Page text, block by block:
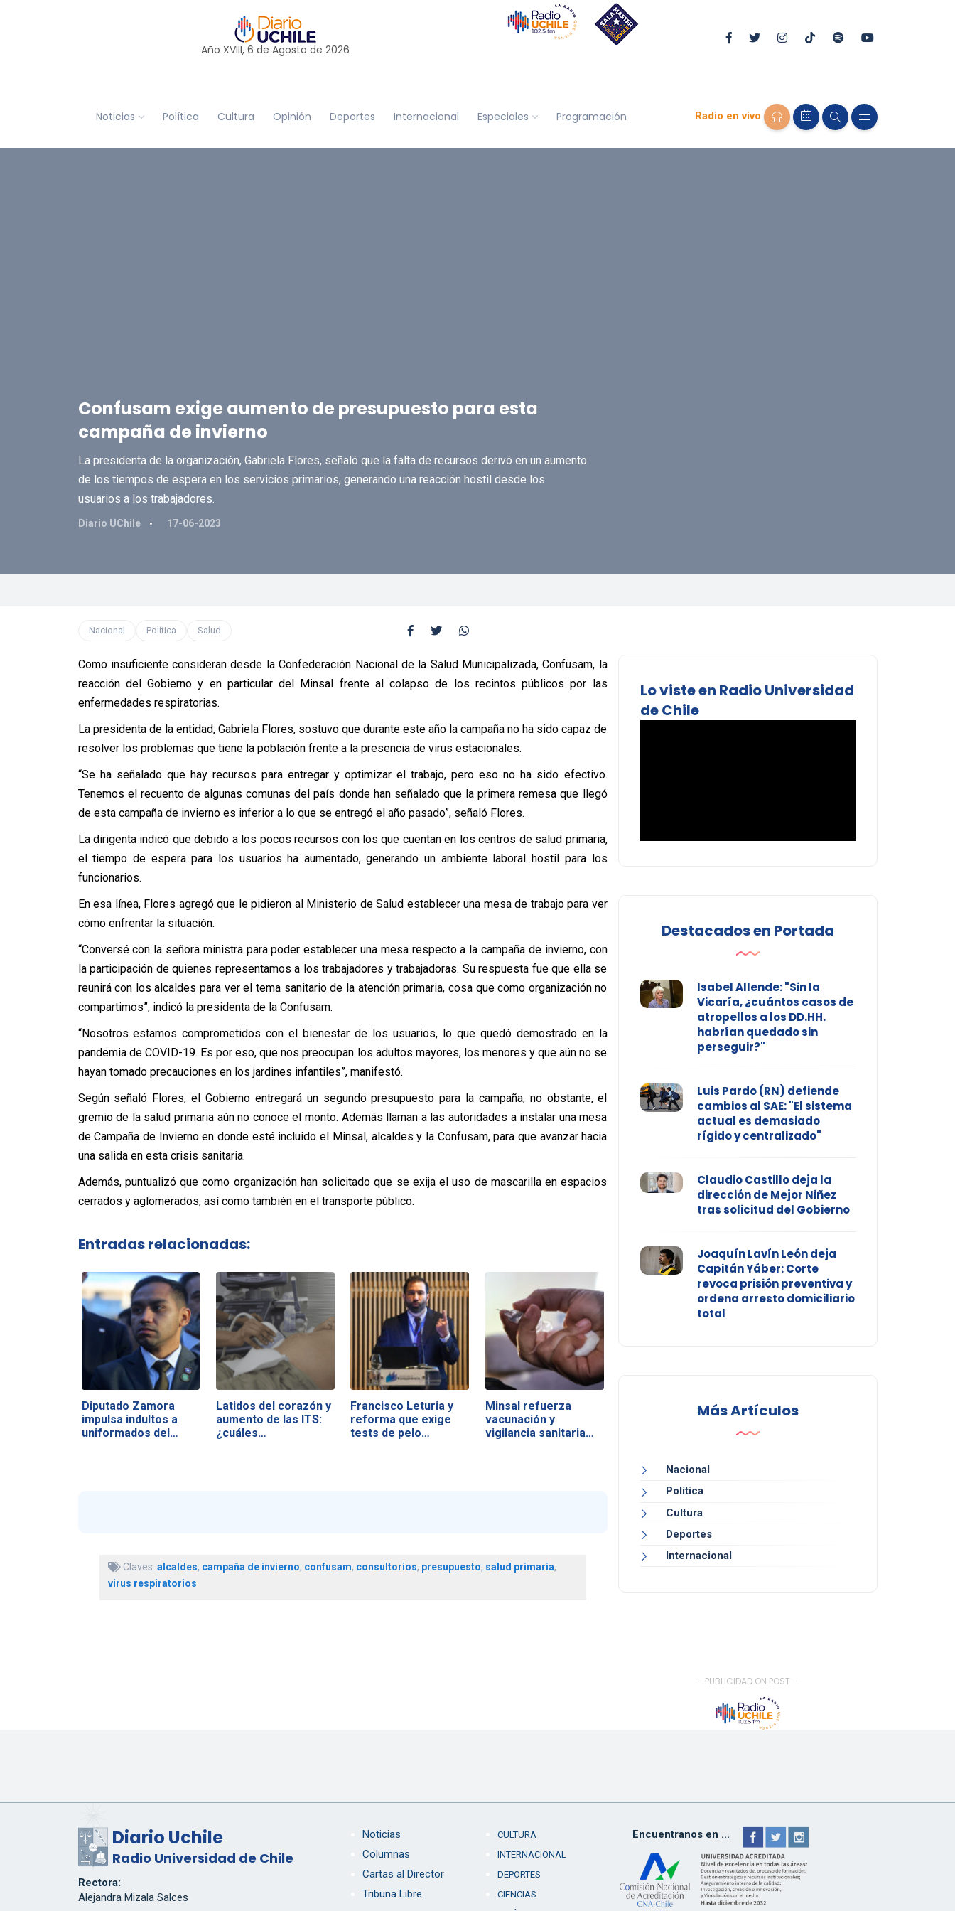
Año XVIII, 6 de Agosto de 2026
Noticias Política Cultura Opinión Deportes Internacional Especiales Programación Radio en vivo
Confusam exige aumento de presupuesto para esta
campaña de invierno
La presidenta de la organización, Gabriela Flores, señaló que la falta de recursos derivó en un aumento
de los tiempos de espera en los servicios primarios, generando una reacción hostil desde los
usuarios a los trabajadores.
Diario UChile 17-06-2023
Nacional Política Salud
Como insuficiente consideran desde la Confederación Nacional de la Salud Municipalizada, Confusam, la
reacción del Gobierno y en particular del Minsal frente al colapso de los recintos públicos por las
enfermedades respiratorias.
La presidenta de la entidad, Gabriela Flores, sostuvo que durante este año la campaña no ha sido capaz de
resolver los problemas que tiene la población frente a la presencia de virus estacionales.
“Se ha señalado que hay recursos para entregar y optimizar el trabajo, pero eso no ha sido efectivo.
Tenemos el recuento de algunas comunas del país donde han señalado que la primera remesa que llegó
de esta campaña de invierno es inferior a lo que se entregó el año pasado”, señaló Flores.
La dirigenta indicó que debido a los pocos recursos con los que cuentan en los centros de salud primaria,
el tiempo de espera para los usuarios ha aumentado, generando un ambiente laboral hostil para los
funcionarios.
En esa línea, Flores agregó que le pidieron al Ministerio de Salud establecer una mesa de trabajo para ver
cómo enfrentar la situación.
“Conversé con la señora ministra para poder establecer una mesa respecto a la campaña de invierno, con
la participación de quienes representamos a los trabajadores y trabajadoras. Su respuesta fue que ella se
reunirá con los alcaldes para ver el tema sanitario de la atención primaria, cosa que como organización no
compartimos”, indicó la presidenta de la Confusam.
“Nosotros estamos comprometidos con el bienestar de los usuarios, lo que quedó demostrado en la
pandemia de COVID-19. Es por eso, que nos preocupan los adultos mayores, los menores y que aún no se
hayan tomado precauciones en los jardines infantiles”, manifestó.
Según señaló Flores, el Gobierno entregará un segundo presupuesto para la campaña, no obstante, el
gremio de la salud primaria aún no conoce el monto. Además llaman a las autoridades a instalar una mesa
de Campaña de Invierno en donde esté incluido el Minsal, alcaldes y la Confusam, para que avanzar hacia
una salida en esta crisis sanitaria.
Además, puntualizó que como organización han solicitado que se exija el uso de mascarilla en espacios
cerrados y aglomerados, así como también en el transporte público.
Entradas relacionadas:
Diputado Zamora
impulsa indultos a
uniformados del…
Latidos del corazón y
aumento de las ITS:
¿cuáles…
Francisco Leturia y
reforma que exige
tests de pelo…
Minsal refuerza
vacunación y
vigilancia sanitaria…
Claves: alcaldes, campaña de invierno, confusam, consultorios, presupuesto, salud primaria,
virus respiratorios
Lo viste en Radio Universidad
de Chile
Destacados en Portada
Isabel Allende: "Sin la
Vicaría, ¿cuántos casos de
atropellos a los DD.HH.
habrían quedado sin
perseguir?"
Luis Pardo (RN) defiende
cambios al SAE: "El sistema
actual es demasiado
rígido y centralizado"
Claudio Castillo deja la
dirección de Mejor Niñez
tras solicitud del Gobierno
Joaquín Lavín León deja
Capitán Yáber: Corte
revoca prisión preventiva y
ordena arresto domiciliario
total
Más Artículos
Nacional
Política
Cultura
Deportes
Internacional
- PUBLICIDAD ON POST -
Diario Uchile
Radio Universidad de Chile
Rectora:
Alejandra Mizala Salces
Noticias
Columnas
Cartas al Director
Tribuna Libre
CULTURA
INTERNACIONAL
DEPORTES
CIENCIAS
Encuentranos en ...